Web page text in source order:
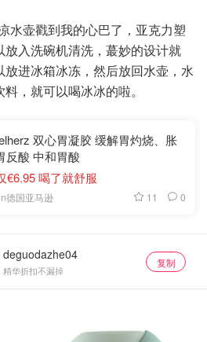
水壶戳到我的心巴了，亚克力塑
入洗碗机清洗，蕞妙的设计就
进冰箱冰冻，然后放回水壶，水
，就可以喝冰冰的啦。
双心胃凝胶 缓解胃灼烧、胀
反酸 中和胃酸
€6.95 喝了就舒服
德国亚马逊 11 0
华折扣不漏掉
复制